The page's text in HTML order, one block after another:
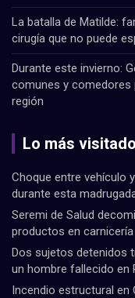
La batalla de Matilde:
cirugía que no puede
Durante este invierno:
comunes y comedores
región
Lo más visitado
Choque entre vehículo
durante esta
Seremi de Salud
productos en
Dos sujetos detenidos
un hombre fallecido en
Incendio estructural en